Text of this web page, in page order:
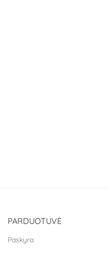
PARDUOTUVĖ
Paskyra